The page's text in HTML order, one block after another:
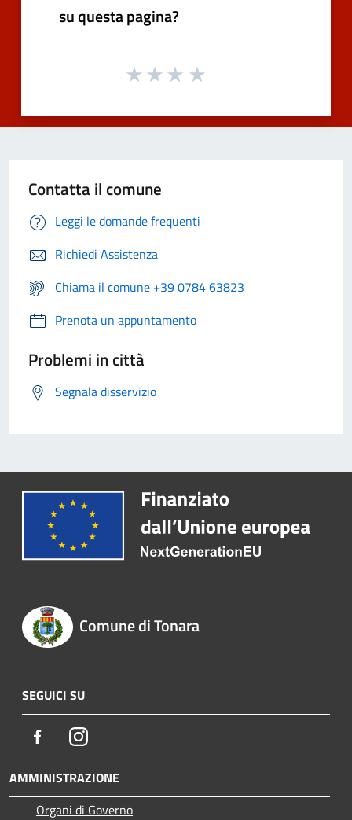
su questa pagina?
Contatta il comune
Leggi le domande frequenti
Richiedi Assistenza
Chiama il comune +39 0784 63823
Prenota un appuntamento
Problemi in città
Segnala disservizio
Comune di Tonara
SEGUICI SU
FacebookInstagram
AMMINISTRAZIONE
Organi di Governo